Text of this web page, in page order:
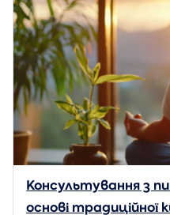
Консультування з
основі традиційної